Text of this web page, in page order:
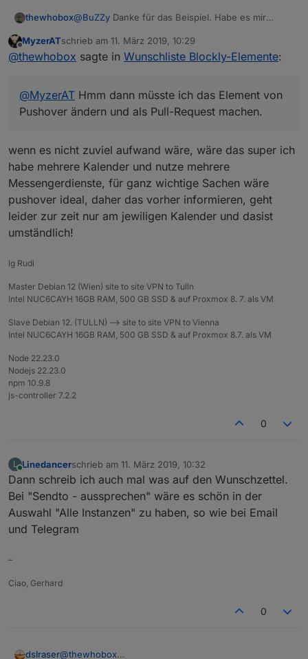
thewhobox@BuZZy Danke für das Beispiel. Habe es mir
In der io-package muss noch blocks: true
angegeben werden.
Weißt du auch ob es möglich ist mit der Methode
mehrere Elemente in verschiedenen "Containern"
Offline
MyzerATschrieb am 11. März 2019, 10:29
zuletzt editiert von
@thewhobox sagte in Wunschliste Blockly-Elemente:
@MyzerAT Hmm dann müsste ich das Element von
Pushover ändern und als Pull-Request machen.
wenn es nicht zuviel aufwand wäre, wäre das super ich
habe mehrere Kalender und nutze mehrere
Messengerdienste, für ganz wichtige Sachen wäre
pushover ideal, daher das vorher informieren, geht
leider zur zeit nur am jewiligen Kalender und dasist
umständlich!
lg Rudi
Master Debian 12 (Wien) site to site VPN to Tulln
Intel NUC6CAYH 16GB RAM, 500 GB SSD & auf Proxmox 8. 7. als VM
Slave Debian 12. (TULLN) --> site to site VPN to Vienna
Intel NUC6CAYH 16GB RAM, 500 GB SSD & auf Proxmox 8.7. als VM
Node 22.23.0
Nodejs 22.23.0
npm 10.9.8
js-controller 7.2.2
0
L Linedancerschrieb am 11. März 2019, 10:32
zuletzt editiert von
Dann schreib ich auch mal was auf den Wunschzettel.
Bei "Sendto - aussprechen" wäre es schön in der
Auswahl "Alle Instanzen" zu haben, so wie bei Email
und Telegram
–
Ciao, Gerhard
0
dslraser@thewhobox